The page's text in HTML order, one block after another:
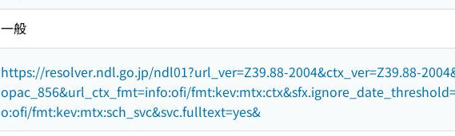
一般
https://resolver.ndl.go.jp/ndl01?url_ver=Z39.88-2004&ctx_ver=Z39.88-
opac_856&url_ctx_fmt=info:ofi/
o:ofi/fmt:kev:mtx:sch_svc&svc.fulltext=yes&